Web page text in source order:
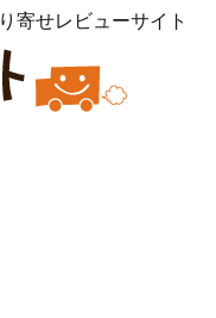
寄せレビューサイト